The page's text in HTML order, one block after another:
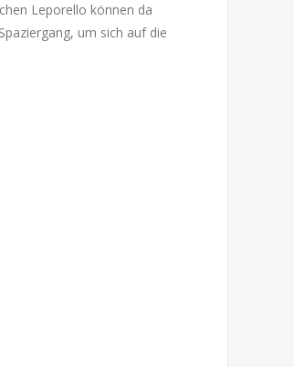
Leporello können da
um sich auf die